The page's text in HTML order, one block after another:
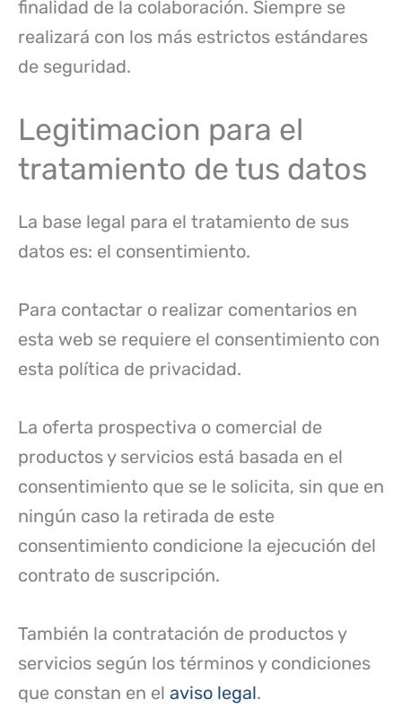
finalidad de la colaboración. Siempre se
realizará con los más estrictos estándares
de seguridad.
Legitimacion para el
tratamiento de tus datos
La base legal para el tratamiento de sus
datos es: el consentimiento.
Para contactar o realizar comentarios en
esta web se requiere el consentimiento con
esta política de privacidad.
La oferta prospectiva o comercial de
productos y servicios está basada en el
consentimiento que se le solicita, sin que en
ningún caso la retirada de este
consentimiento condicione la ejecución del
contrato de suscripción.
También la contratación de productos y
servicios según los términos y condiciones
que constan en el aviso legal.